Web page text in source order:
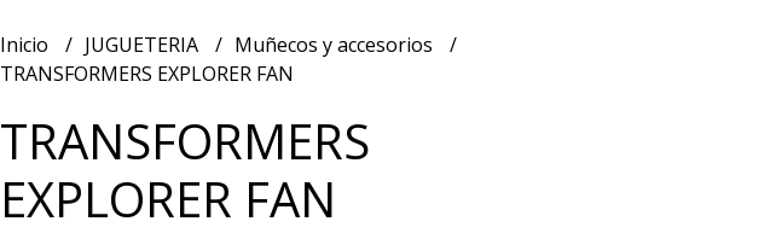
Inicio JUGUETERIA
Muñecos y accesorios
TRANSFORMERS EXPLORER FAN
TRANSFORMERS
EXPLORER FAN